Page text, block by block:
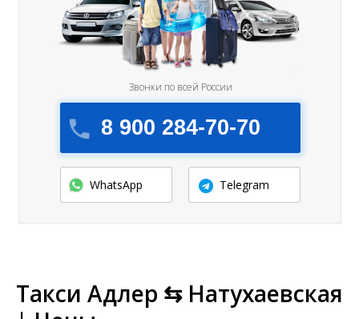
8 900 284-70-70
Звонки по всей России
WhatsApp Telegram
Такси Адлер ⇆ Натухаевская